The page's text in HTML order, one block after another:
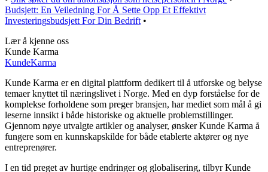
Budsjett: En Veiledning For Å Sette Opp Et Effektivt
Investeringsbudsjett For Din Bedrift •
Lær å kjenne oss
Kunde Karma
KundeKarma
Kunde Karma er en digital plattform dedikert til å utforske og belyse
temaer knyttet til næringslivet i Norge. Med en dyp forståelse for de
komplekse forholdene som preger bransjen, har mediet som mål å gi
leserne innsikt i både historiske og aktuelle problemstillinger.
Gjennom nøye utvalgte artikler og analyser, ønsker Kunde Karma å
fungere som en kunnskapskilde for både etablerte aktører og nye
entreprenører.
I en tid preget av hurtige endringer og globalisering, tilbyr Kunde